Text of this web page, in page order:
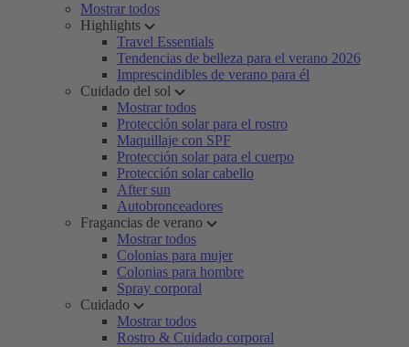
Mostrar todos
Highlights
Travel Essentials
Tendencias de belleza para el verano 2026
Imprescindibles de verano para él
Cuidado del sol
Mostrar todos
Protección solar para el rostro
Maquillaje con SPF
Protección solar para el cuerpo
Protección solar cabello
After sun
Autobronceadores
Fragancias de verano
Mostrar todos
Colonias para mujer
Colonias para hombre
Spray corporal
Cuidado
Mostrar todos
Rostro & Cuidado corporal